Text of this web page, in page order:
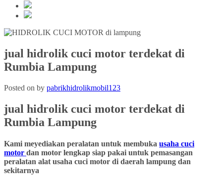
jual hidrolik cuci motor terdekat di
Rumbia Lampung
Posted on by pabrikhidrolikmobil123
jual hidrolik cuci motor terdekat di
Rumbia Lampung
Kami meyediakan peralatan untuk membuka usaha cuci
motor dan motor lengkap siap pakai untuk pemasangan
peralatan alat usaha cuci motor di daerah lampung dan
sekitarnya